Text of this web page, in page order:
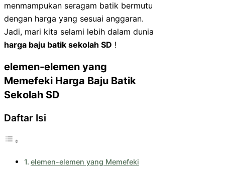
menmampukan seragam batik bermutu
dengan harga yang sesuai anggaran.
Jadi, mari kita selami lebih dalam dunia
harga baju batik sekolah SD !
elemen-elemen yang
Memefeki Harga Baju Batik
Sekolah SD
Daftar Isi
elemen-elemen yang Memefeki